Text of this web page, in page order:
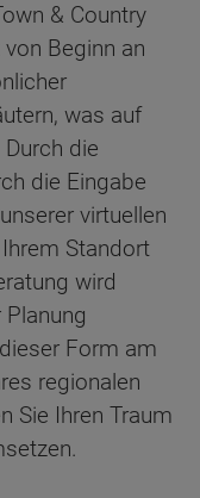
& Country
Beginn an
was auf
die
die Eingabe
virtuellen
Standort
wird
Form am
regionalen
Sie Ihren Traum